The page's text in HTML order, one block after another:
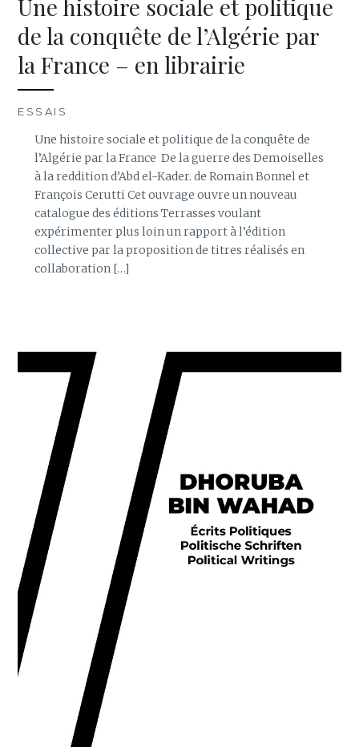
Une histoire sociale et politique
de la conquête de l’Algérie par
la France – en librairie
ESSAIS
Une histoire sociale et politique de la conquête de
l’Algérie par la France De la guerre des Demoiselles
à la reddition d’Abd el-Kader. de Romain Bonnel et
François Cerutti Cet ouvrage ouvre un nouveau
catalogue des éditions Terrasses voulant
expérimenter plus loin un rapport à l’édition
collective par la proposition de titres réalisés en
collaboration […]